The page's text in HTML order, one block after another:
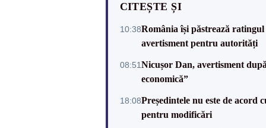
CITEȘTE ȘI
10:38România își păstrează
avertisment pentru autorități
08:51Nicușor Dan, avertisment
economică”
18:08Președintele nu este de acord
pentru modificări